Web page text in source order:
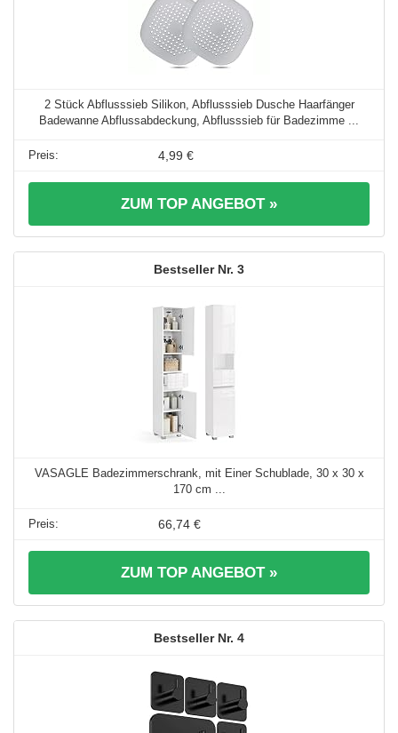
2 Stück Abflusssieb Silikon, Abflusssieb Dusche Haarfänger
Badewanne Abflussabdeckung, Abflusssieb für Badezimme ...
4,99 €
ZUM TOP ANGEBOT »
3
VASAGLE Badezimmerschrank, mit Einer Schublade, 30 x 30 x
170 cm ...
66,74 €
ZUM TOP ANGEBOT »
4